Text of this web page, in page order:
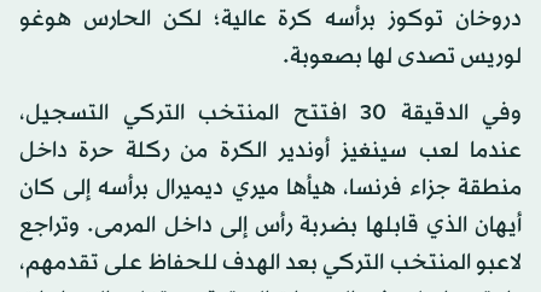
دروخان توكوز برأسه كرة عالية؛ لكن الحارس هوغو
لوريس تصدى لها بصعوبة.
وفي الدقيقة 30 افتتح المنتخب التركي التسجيل،
عندما لعب سينغيز أوندير الكرة من ركلة حرة داخل
منطقة جزاء فرنسا، هيأها ميري ديميرال برأسه إلى كان
أيهان الذي قابلها بضربة رأس إلى داخل المرمى. وتراجع
لاعبو المنتخب التركي بعد الهدف للحفاظ على تقدمهم،